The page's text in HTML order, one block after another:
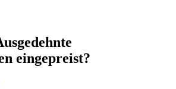
eingepreist?